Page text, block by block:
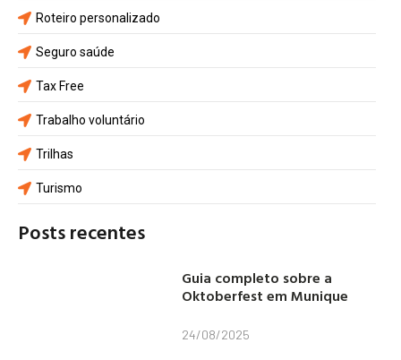
Roteiro personalizado
Seguro saúde
Tax Free
Trabalho voluntário
Trilhas
Turismo
Posts recentes
Guia completo sobre a
Oktoberfest em Munique
24/08/2025